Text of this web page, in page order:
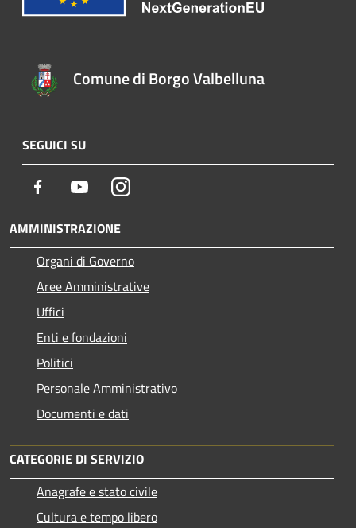
Comune di Borgo Valbelluna
SEGUICI SU
Facebook YoutubeInstagram
AMMINISTRAZIONE
Organi di Governo
Aree Amministrative
Uffici
Enti e fondazioni
Politici
Personale Amministrativo
Documenti e dati
CATEGORIE DI SERVIZIO
Anagrafe e stato civile
Cultura e tempo libero